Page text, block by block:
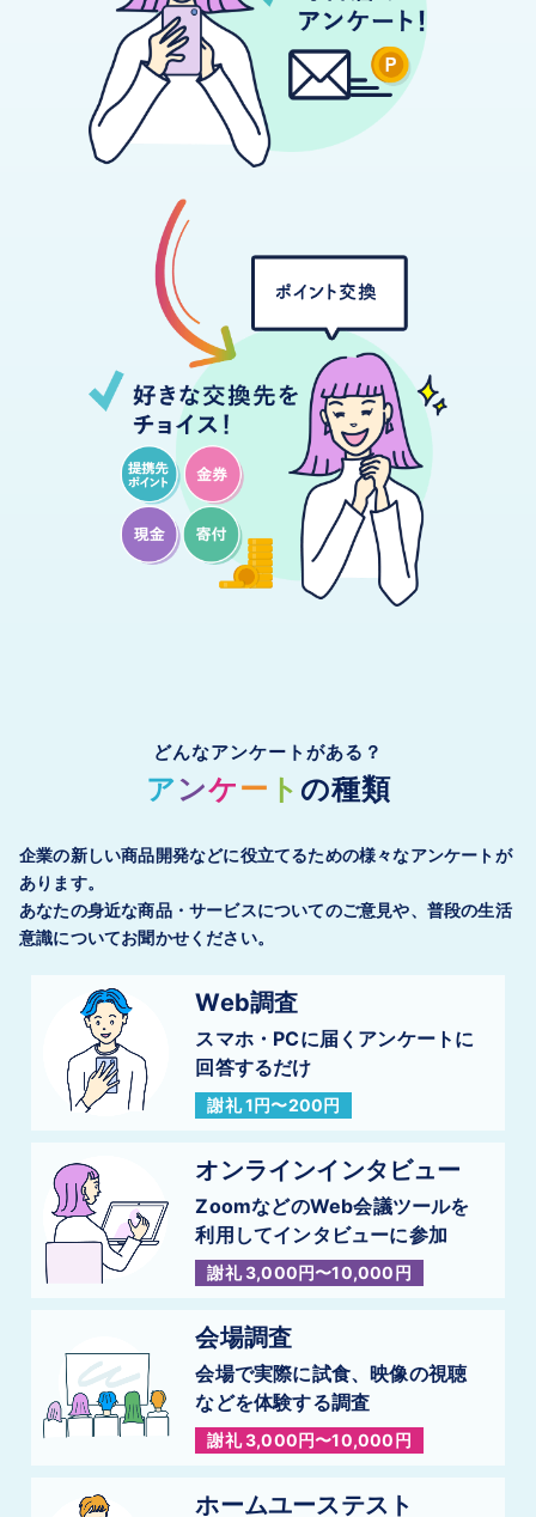
どんなアンケートがある？
ア ンケー ト の種類
企業の新しい商品開発などに役立てるための様々なアンケートが
あります。
あなたの身近な商品・サービスについてのご意見や、普段の生活
意識についてお聞かせください。
Web調査
スマホ・PCに届く アンケートに
回答するだけ
謝礼 1円〜200円
オンラインインタビュー
ZoomなどのWeb会議ツールを
利用してインタビューに参加
謝礼 3,000円〜10,000円
会場調査
会場で実際に試食、映像の視聴
などを体験する調査
謝礼 3,000円〜10,000円
ホームユーステスト